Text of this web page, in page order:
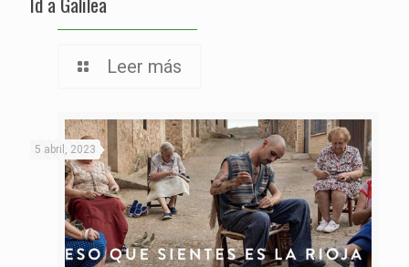
Leer más
5 abril, 2023